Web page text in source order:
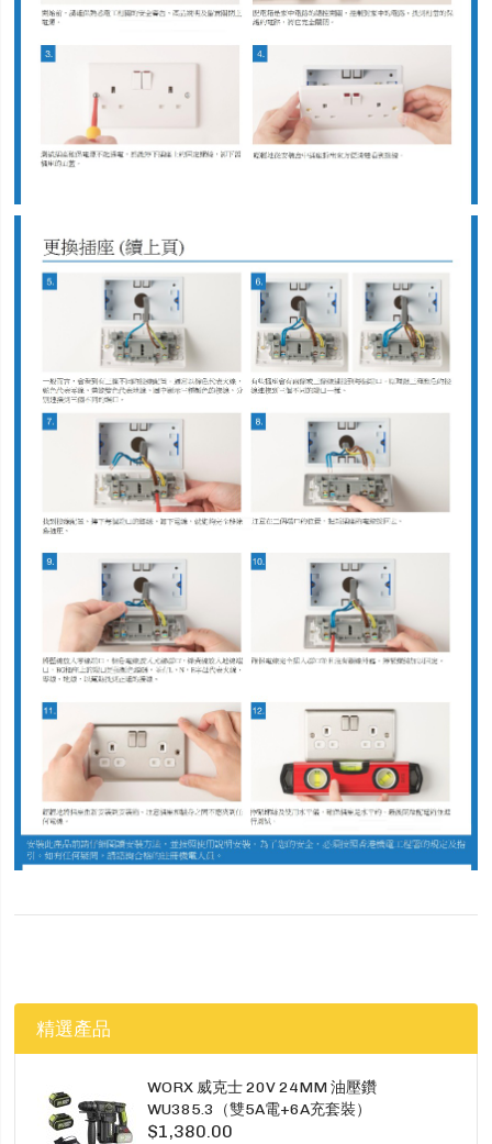
精選產品
WORX 威克士 20V 24MM 油壓鑽
WU385.3（雙5A電+6A充套裝）
$1,380.00